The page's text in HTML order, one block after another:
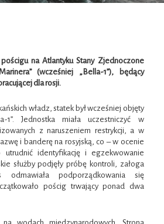
na Atlantyku Stany Zjednoczone
(wcześniej „Bella-1”), będący
dla rosji.
władz, statek był wcześniej objęty
1”. Jednostka miała uczestniczyć w
z naruszeniem restrykcji, a w
i banderę na rosyjską, co – w ocenie
utrudnić identyfikację i egzekwowanie
służby podjęły próbę kontroli, załoga
podporządkowania się
pościg trwający ponad dwa